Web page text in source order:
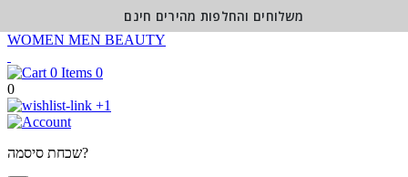
WOMEN MEN BEAUTY
0
0
+1
שכחת סיסמה?
משלוחים והחלפות מהירים חינם